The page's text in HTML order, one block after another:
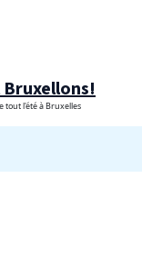
tout l'été à Bruxelles